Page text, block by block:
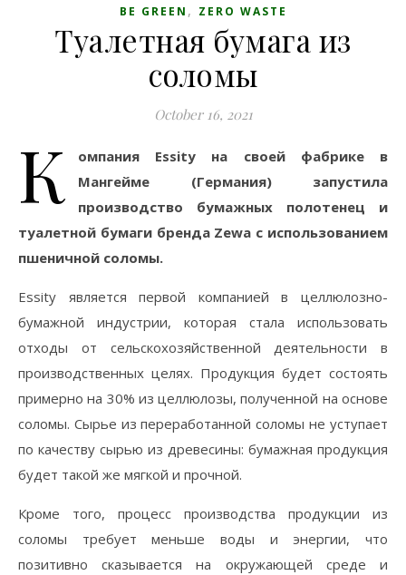
BE GREEN , ZERO WASTE
Туалетная бумага из
соломы
October 16, 2021
К
омпания Essity на своей фабрике в
Мангейме (Германия) запустила
производство бумажных полотенец и
туалетной бумаги бренда Zewa с использованием
пшеничной соломы.
Essity является первой компанией в целлюлозно-
бумажной индустрии, которая стала использовать
отходы от сельскохозяйственной деятельности в
производственных целях. Продукция будет состоять
примерно на 30% из целлюлозы, полученной на основе
соломы. Сырье из переработанной соломы не уступает
по качеству сырью из древесины: бумажная продукция
будет такой же мягкой и прочной.
Кроме того, процесс производства продукции из
соломы требует меньше воды и энергии, что
позитивно сказывается на окружающей среде и